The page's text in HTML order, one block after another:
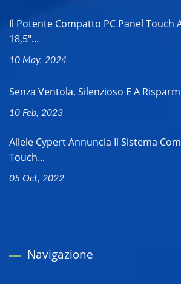
Il Potente Compatto PC Panel Touch
18,5"...
10 May, 2024
Senza Ventola, Silenzioso E A
10 Feb, 2023
Allele Cypert Annuncia Il Sistema
Touch...
05 Oct, 2022
Navigazione